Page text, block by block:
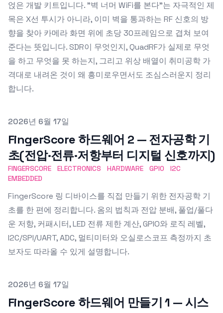
얹은 개발 키트입니다. "벽 너머 WiFi를 본다"는 자극적인 제
목은 X선 투시가 아니라, 이미 벽을 통과하는 RF 신호의 방
향을 찾아 카메라 화면 위에 초당 30프레임으로 겹쳐 보여
준다는 뜻입니다. SDR이 무엇인지, QuadRF가 실제로 무엇
을 하고 무엇을 못 하는지, 그리고 위상 배열이 취미공학 가
격대로 내려온 것이 왜 흥미로우면서도 조심스러운지 정리
합니다.
Published on
2026년 6월 17일
FingerScore 하드웨어 2 — 전자공학 기
초(전압·전류·저항부터 디지털 신호까지)
FINGERSCORE ELECTRONICS HARDWARE GPIO
I2C
EMBEDDED
FingerScore 링 디바이스를 직접 만들기 위한 전자공학 기
초를 한 편에 정리합니다. 옴의 법칙과 전압 분배, 풀업/풀다
운 저항, 커패시터, LED 전류 제한 계산, GPIO와 로직 레벨,
I2C/SPI/UART, ADC, 멀티미터와 오실로스코프 측정까지 초
보자도 따라올 수 있게 설명합니다.
Published on
2026년 6월 17일
FingerScore 하드웨어 만들기 1 — 시스